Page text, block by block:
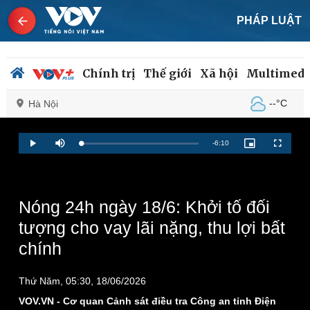
PHÁP LUẬT
Chính trị Thế giới Xã hội
Hà Nội --°C
Tổ chức nhân sự
Quốc hội
Nhận diện sự thật
Dự báo thời tiết
Giáo dục
Dấu ấn VOV
Play Mute Loaded:
1.34%
Remaining
-6:10
Picture-
in-
Fullscreen
Nóng 24h ngày 18/6: Khởi tố đối
tượng cho vay lãi nặng, thu lợi bất
chính
Thứ Năm, 05:30, 18/06/2026
VOV.VN - Cơ quan Cảnh sát điều tra Công an tỉnh Điện